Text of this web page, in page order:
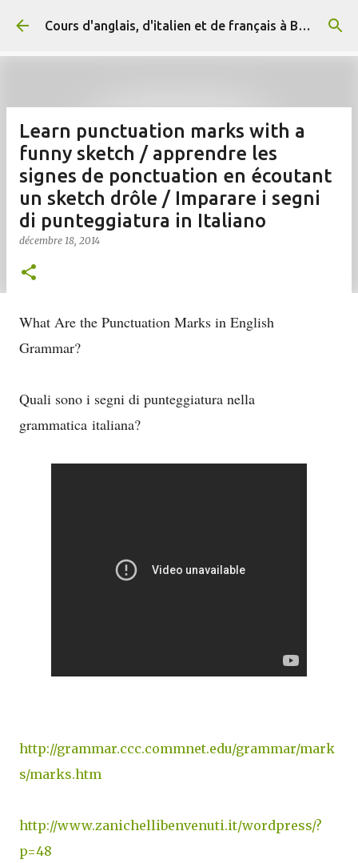
Accéder au contenu principal Cours d'anglais, d'italien et de français à Briançon et en ligne (+ 33) 06 29 15 20 83
Learn punctuation marks with a
funny sketch / apprendre les
signes de ponctuation en écoutant
un sketch drôle / Imparare i segni
di punteggiatura in Italiano
décembre 18, 2014
What Are the Punctuation Marks in English
Grammar?
Quali sono i segni di punteggiatura nella
grammatica italiana?
http://grammar.ccc.commnet.edu/grammar/mark
s/marks.htm
http://www.zanichellibenvenuti.it/wordpress/?
p=48